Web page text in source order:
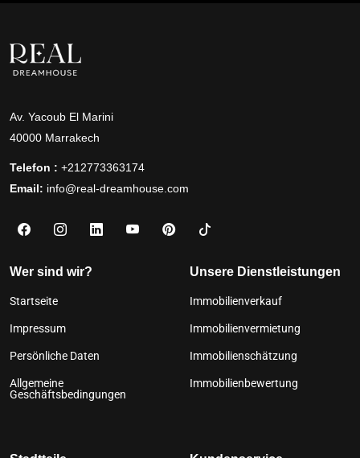
Av. Yacoub El Marini
40000 Marrakech
Telefon : +212773363174
Email: info@real-dreamhouse.com
Wer sind wir?
Startseite
Impressum
Persönliche Daten
Allgemeine
Geschäftsbedingungen
Unsere Dienstleistungen
Immobilienverkauf
Immobilienvermietung
Immobilienschätzung
Immobilienbewertung